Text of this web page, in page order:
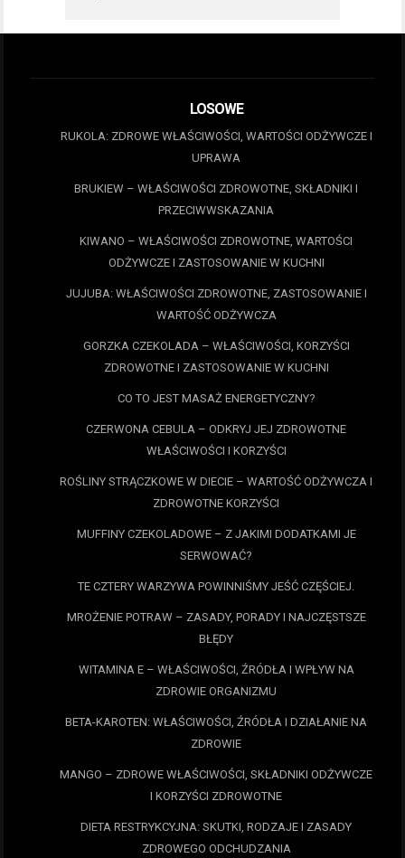
LOSOWE
RUKOLA: ZDROWE WŁAŚCIWOŚCI, WARTOŚCI ODŻYWCZE I
UPRAWA
BRUKIEW – WŁAŚCIWOŚCI ZDROWOTNE, SKŁADNIKI I
PRZECIWWSKAZANIA
KIWANO – WŁAŚCIWOŚCI ZDROWOTNE, WARTOŚCI
ODŻYWCZE I ZASTOSOWANIE W KUCHNI
JUJUBA: WŁAŚCIWOŚCI ZDROWOTNE, ZASTOSOWANIE I
WARTOŚĆ ODŻYWCZA
GORZKA CZEKOLADA – WŁAŚCIWOŚCI, KORZYŚCI
ZDROWOTNE I ZASTOSOWANIE W KUCHNI
CO TO JEST MASAŻ ENERGETYCZNY?
CZERWONA CEBULA – ODKRYJ JEJ ZDROWOTNE
WŁAŚCIWOŚCI I KORZYŚCI
ROŚLINY STRĄCZKOWE W DIECIE – WARTOŚĆ ODŻYWCZA I
ZDROWOTNE KORZYŚCI
MUFFINY CZEKOLADOWE – Z JAKIMI DODATKAMI JE
SERWOWAĆ?
TE CZTERY WARZYWA POWINNIŚMY JEŚĆ CZĘŚCIEJ.
MROŻENIE POTRAW – ZASADY, PORADY I NAJCZĘSTSZE
BŁĘDY
WITAMINA E – WŁAŚCIWOŚCI, ŹRÓDŁA I WPŁYW NA
ZDROWIE ORGANIZMU
BETA-KAROTEN: WŁAŚCIWOŚCI, ŹRÓDŁA I DZIAŁANIE NA
ZDROWIE
MANGO – ZDROWE WŁAŚCIWOŚCI, SKŁADNIKI ODŻYWCZE
I KORZYŚCI ZDROWOTNE
DIETA RESTRYKCYJNA: SKUTKI, RODZAJE I ZASADY
ZDROWEGO ODCHUDZANIA